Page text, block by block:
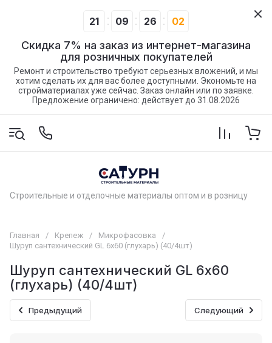
21 09 26 02
Скидка 7% на заказ из интернет-магазина
для розничных покупателей
Ремонт и строительство требуют серьезных вложений, и мы
хотим сделать их для вас более доступными. Экономьте на
стройматериалах уже сейчас. Заказ онлайн или по заявке.
Предложение ограничено: действует до 31.08.2026
Строительные и отделочные материалы оптом и в розницу
Главная / Крепеж / Микрофасовка
/
Шуруп сантехнический GL 6х60 (глухарь) (40/4шт)
Шуруп сантехнический GL 6х60
(глухарь) (40/4шт)
Предыдущий Следующий